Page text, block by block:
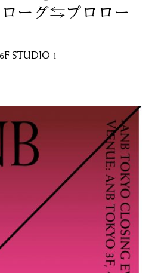
ローグ⇆プロロー
6F STUDIO 1